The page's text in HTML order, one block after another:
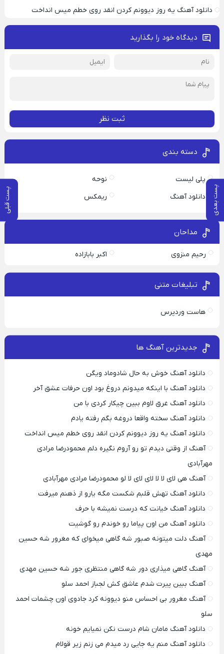
پست بعدی پست قبلی
دانلود آهنگ یه روز دیوونم کردن انقد روی خطم میس انداخت
دیدگاه خود را بگذارید
ثبت نظر
دسته بندی
پلی لیست
نوحه
دانلود آهنگ
ریمکس
مداحان
رحیم منزوی اکبر بابازاده
تبلیغات متنی
هاست وردپرس
جدیدترین آهنگ ها
دانلود آهنگ خوش به حال شادوماد ویگن
دانلود آهنگ با اینکه میدونم دروغ بود اون حرفات عشق آخر
دانلود آهنگ غرق لاوم ببین چیکار کردی با من
دانلود آهنگ سخته واقعا دروغه بگم رفته یادم
دانلود آهنگ یه روز دیوونم کردن انقد روی خطم میس انداخت
آهنگ از وقتی دیدم تو رو آروم نگیره دلم محمودرضا مرادی
مهرآبادی
آهنگ هی لای لا لا لای لای لا لو محمودرضا مرادی مهرآبادی
دانلود آهنگ تهش قلبم شکست مگه یارو از ذهنم میرفت
دانلود آهنگ خیانت که درست نمیشه با حرف
دانلود آهنگ من اون پیاما رو خوندم رو گوشیت
آهنگ دلت میتونه صبور شه گاهی میخوای که مغرور شه حسین
مهدی
آهنگ گاهی میذاری دور شه گاهی منتظری جور شه حسین مهدی
آهنگ ببین پیرت شدم عاشق کش لجباز احمد سلو
آهنگ مغرور بی احساس منو دیوونه کرد جادوی اون چشمات احمد
سلو
دانلود آهنگ مامان شام درست نکن نمیایم خونه
دانلود آهنگ منم یه جایی رد میدم می زنم زیر قولام